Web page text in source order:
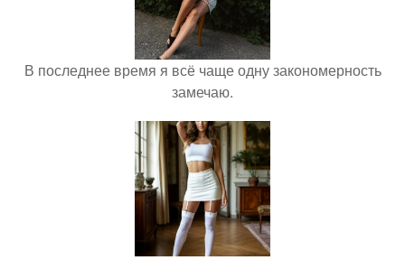
В последнее время я всё чаще одну закономерность
замечаю.